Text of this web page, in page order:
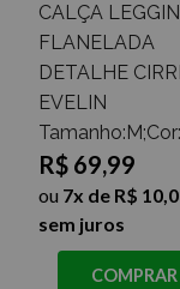
CALÇA
FLANELADA
DETALHE
EVELIN
R$ 69,99
ou 7x de R$
sem juros
COMPRAR